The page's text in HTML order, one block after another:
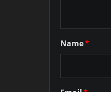
Name*